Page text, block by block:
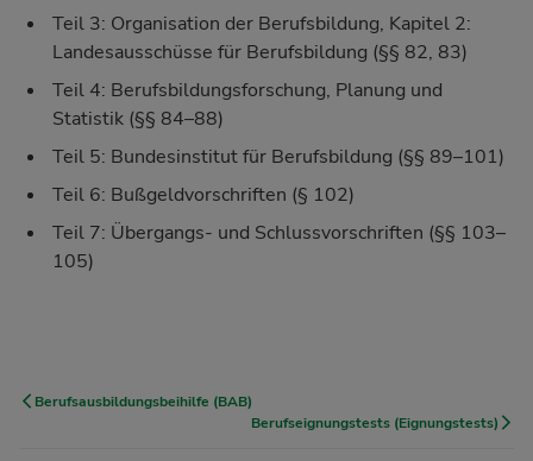
Teil 3: Organisation der Berufsbildung, Kapitel 2:
Landesausschüsse für Berufsbildung (§§ 82, 83)
Teil 4: Berufsbildungsforschung, Planung und
Statistik (§§ 84–88)
Teil 5: Bundesinstitut für Berufsbildung (§§ 89–101)
Teil 6: Bußgeldvorschriften (§ 102)
Teil 7: Übergangs- und Schlussvorschriften (§§ 103–
105)
Berufsausbildungsbeihilfe (BAB)
Berufseignungstests (Eignungstests)